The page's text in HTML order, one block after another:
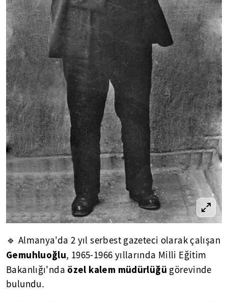
🔹 Almanya'da 2 yıl serbest gazeteci olarak çalışan
Gemuhluoğlu, 1965-1966 yıllarında Milli Eğitim
Bakanlığı'nda özel kalem müdürlüğü görevinde
bulundu.